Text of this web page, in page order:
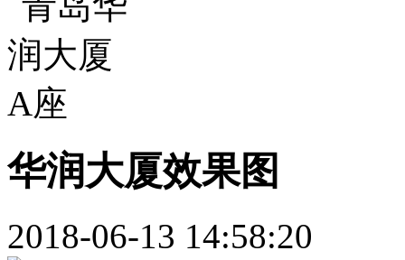
华润大厦效果图
2018-06-13 14:58:20